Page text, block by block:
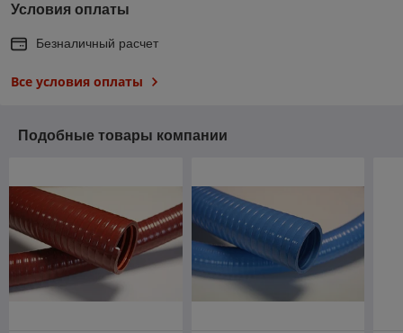
Условия оплаты
Безналичный расчет
Все условия оплаты
Подобные товары компании